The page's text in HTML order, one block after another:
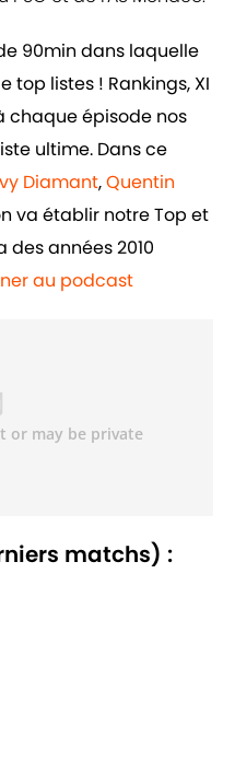
90min dans laquelle
top listes ! Rankings, XI
chaque épisode nos
ultime. Dans ce
Diamant,Quentin
va établir notre Top et
des années 2010
au podcast
matchs) :